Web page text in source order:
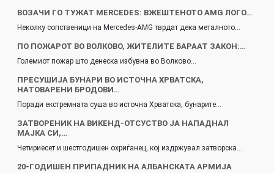
ВОЗАЧИ ГО ТУЖАТ MERCEDES: ВЖЕШТЕНОТО AMG ЛОГО…
Неколку сопственици на Mercedes-AMG тврдат дека металното…
ПО ПОЖАРОТ ВО ВОЛКОВО, ЖИТЕЛИТЕ БАРААТ ЗАКОН:…
Големиот пожар што денеска избувна во Волково…
ПРЕСУШИЈА БУНАРИ ВО ИСТОЧНА ХРВАТСКА,
НАТОВАРЕНИ БРОДОВИ…
Поради екстремната суша во источна Хрватска, бунарите…
ЗАТВОРЕНИК НА ВИКЕНД-ОТСУСТВО ЈА НАПАДНАЛ
МАЈКА СИ,…
Четириесет и шестгодишен охриѓанец, кој издржувал затворска…
20-ГОДИШЕН ПРИПАДНИК НА АЛБАНСКАТА АРМИЈА